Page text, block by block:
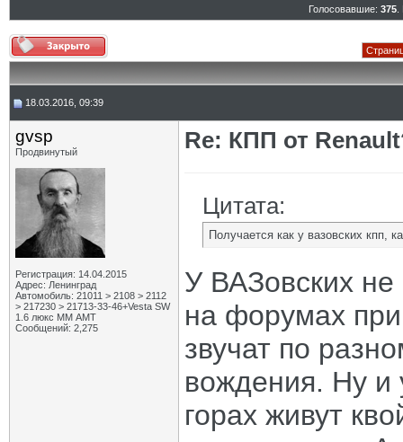
Голосовавшие: 375.
18.03.2016, 09:39
gvsp
Продвинутый
Регистрация: 14.04.2015
Адрес: Ленинград
Автомобиль: 21011 > 2108 > 2112
> 217230 > 21713-33-46+Vesta SW
1.6 люкс ММ АМТ
Сообщений: 2,275
Re: КПП от
Цитата:
Получается как у вазовских кпп,
У ВАЗовских не
на форумах
звучат по
вождения. Ну и
горах живут